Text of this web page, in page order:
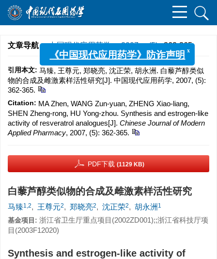
文章导航>中国现代应用药学>2007>(5): 362-365.
引用本文: 马臻, 王尊元, 郑晓亮, 沈正荣, 胡永洲. 白藜芦醇类似
物的合成及雌激素样活性研究[J]. 中国现代应用药学, 2007, (5):
362-365.
Citation: MA Zhen, WANG Zun-yuan, ZHENG Xiao-liang,
SHEN Zheng-rong, HU Yong-zhou. Synthesis and estrogen-like
activity of resveratrol analogues[J]. Chinese Journal of Modern
Applied Pharmacy, 2007, (5): 362-365.
PDF下载 (1129 KB)
白藜芦醇类似物的合成及雌激素样活性研究
马臻1,2, 王尊元2, 郑晓亮2, 沈正荣2, 胡永洲 1
基金项目: 浙江省卫生厅重点项目(2002ZD001);;浙江省科技厅项
目(2003F12020)
Synthesis and estrogen-like activity of
《中国现代应用药学》防诈声明